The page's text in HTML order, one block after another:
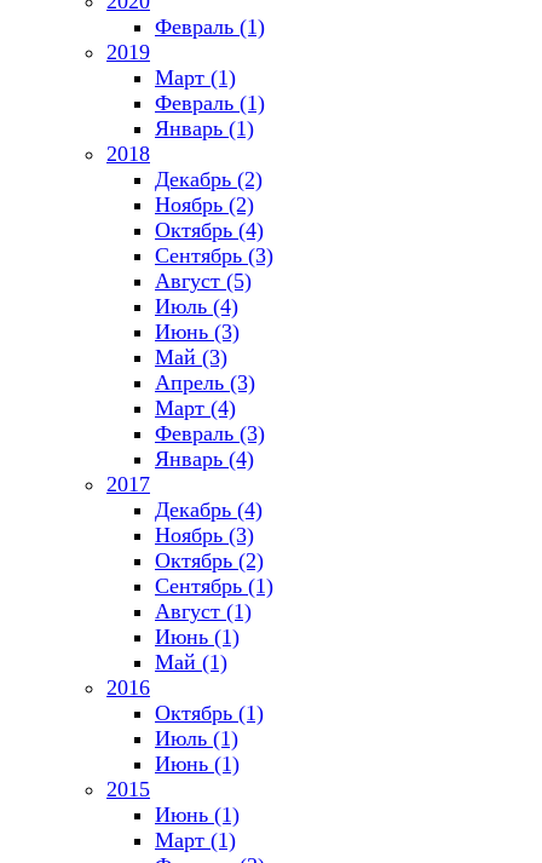
Февраль (1)
2019
Март (1)
Февраль (1)
Январь (1)
2018
Декабрь (2)
Ноябрь (2)
Октябрь (4)
Сентябрь (3)
Август (5)
Июль (4)
Июнь (3)
Май (3)
Апрель (3)
Март (4)
Февраль (3)
Январь (4)
2017
Декабрь (4)
Ноябрь (3)
Октябрь (2)
Сентябрь (1)
Август (1)
Июнь (1)
Май (1)
2016
Октябрь (1)
Июль (1)
Июнь (1)
2015
Июнь (1)
Март (1)